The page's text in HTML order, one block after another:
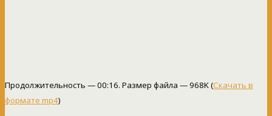
Продолжительность — 00:16. Размер файла — 968K (Скачать в
формате mp4)